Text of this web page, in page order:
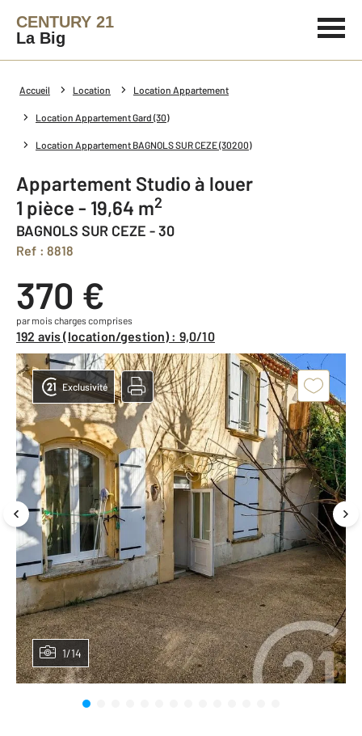
CENTURY 21
La Big
Accueil Location Location Appartement
Location Appartement Gard (30)
Location Appartement BAGNOLS SUR CEZE (30200)
Appartement Studio à louer
1 pièce - 19,64 m2
BAGNOLS SUR CEZE - 30
Ref : 8818
370 €
par mois charges comprises
192 avis (location/gestion) : 9,0/10
1/14
Exclusivité